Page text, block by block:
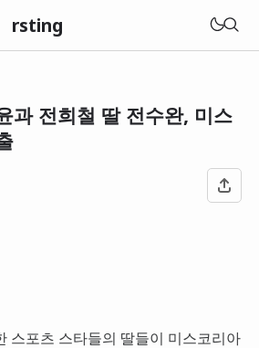
rsting
과 전희철 딸 전수완, 미스
스포츠 스타들의 딸들이 미스코리아